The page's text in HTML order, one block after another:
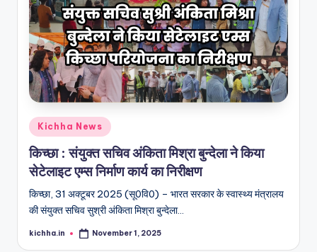
Kichha News
किच्छा : संयुक्त सचिव अंकिता मिश्रा बुन्देला ने किया
सेटेलाइट एम्स निर्माण कार्य का निरीक्षण
किच्छा, 31 अक्टूबर 2025 (सू0वि0) – भारत सरकार के स्वास्थ्य मंत्रालय
की संयुक्त सचिव सुश्री अंकिता मिश्रा बुन्देला…
kichha.in November 1, 2025